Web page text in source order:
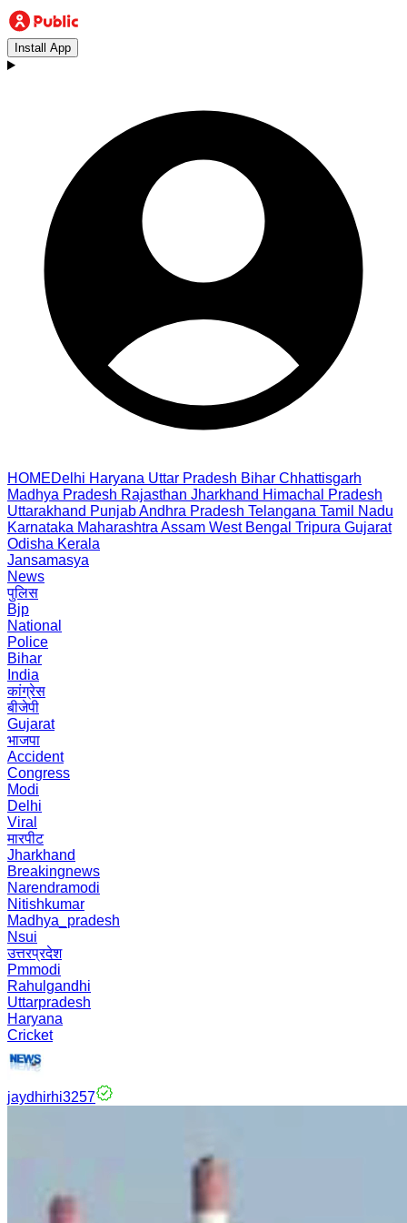
Install App
HOMEDelhi Haryana Uttar Pradesh Bihar Chhattisgarh
Madhya Pradesh Rajasthan Jharkhand Himachal Pradesh
Uttarakhand PunjabAndhra Pradesh Telangana Tamil Nadu
Karnataka Maharashtra Assam West Bengal Tripura Gujarat
Odisha Kerala
Jansamasya
News
पुलिस
Bjp
National
Police
Bihar
India
कांग्रेस
बीजेपी
Gujarat
भाजपा
Accident
Congress
Modi
Delhi
Viral
मारपीट
Jharkhand
Breakingnews
Narendramodi
Nitishkumar
Madhya_pradesh
Nsui
उत्तरप्रदेश
Pmmodi
Rahulgandhi
Uttarpradesh
Haryana
Cricket
jaydhirhi3257